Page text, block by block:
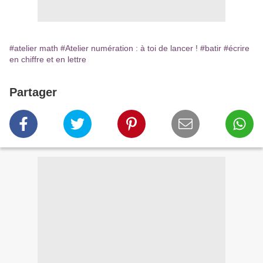
#atelier math #Atelier numération : à toi de lancer ! #batir #écrire
en chiffre et en lettre
Partager